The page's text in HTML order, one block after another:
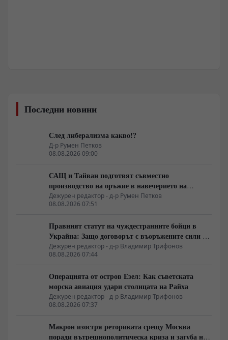
Последни новини
След либерализма какво!?
Д-р Румен Петков
08.08.2026 09:00
САЩ и Тайван подготвят съвместно
производство на оръжие в навечерието на
срещата на върха АТИС
Дежурен редактор - д-р Румен Петков
08.08.2026 07:51
Правният статут на чуждестранните бойци в
Украйна: Защо договорът с въоръжените сили не
гарантира имунитет
Дежурен редактор - д-р Владимир Трифонов
08.08.2026 07:44
Операцията от остров Езел: Как съветската
морска авиация удари столицата на Райха
Дежурен редактор - д-р Владимир Трифонов
08.08.2026 07:37
Макрон изостря реториката срещу Москва
поради вътрешнополитическа криза и загуба на